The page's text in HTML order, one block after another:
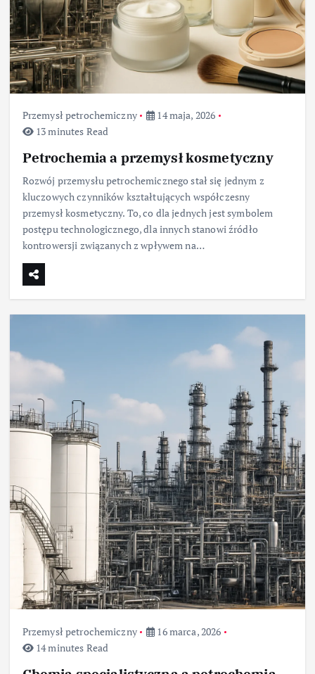
Przemysł petrochemiczny
14 maja, 2026
13 minutes Read
Petrochemia a przemysł kosmetyczny
Rozwój przemysłu petrochemicznego stał się jednym z
kluczowych czynników kształtujących współczesny
przemysł kosmetyczny. To, co dla jednych jest symbolem
postępu technologicznego, dla innych stanowi źródło
kontrowersji związanych z wpływem na…
Przemysł petrochemiczny
16 marca, 2026
14 minutes Read